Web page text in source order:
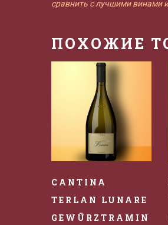
сравнить с лучшими винами
ПОХОЖИЕ
CANTINA
TERLAN LUNARE
GEWÜRZTRAMIN